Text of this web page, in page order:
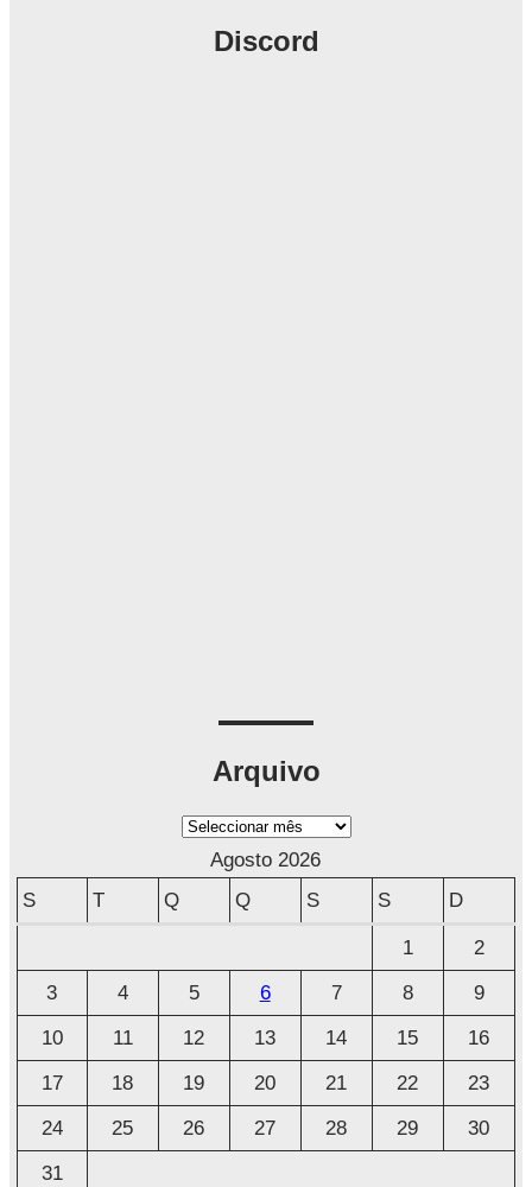
Discord
Arquivo
A
v
o
Agosto 2026
S
T Q Q S S D
1
2
3
4 5 6 7 8
9
10
11 12 13 14 15
16
17
18 19 20 21 22
23
24
25 26 27 28 29
30
31